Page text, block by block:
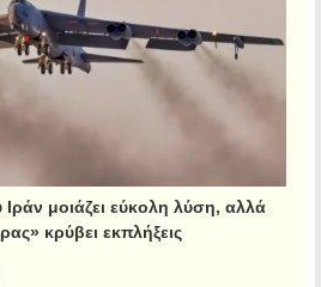
μοιάζει εύκολη λύση, αλλά
κρύβει εκπλήξεις